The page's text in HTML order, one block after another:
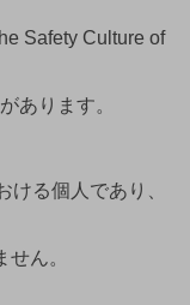
Safety Culture of
あります。
る個人であり、
ん。